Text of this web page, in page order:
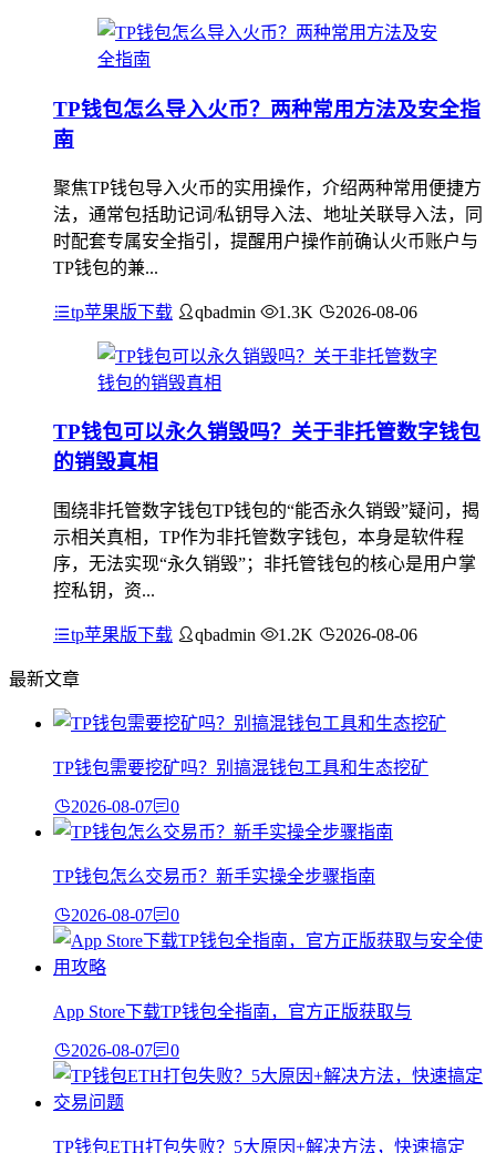
TP钱包怎么导入火币？两种常用方法及安全指
南
聚焦TP钱包导入火币的实用操作，介绍两种常用便捷方
法，通常包括助记词/私钥导入法、地址关联导入法，同
时配套专属安全指引，提醒用户操作前确认火币账户与
TP钱包的兼...
tp苹果版下载 qbadmin 1.3K 2026-08-06
TP钱包可以永久销毁吗？关于非托管数字钱包
的销毁真相
围绕非托管数字钱包TP钱包的“能否永久销毁”疑问，揭
示相关真相，TP作为非托管数字钱包，本身是软件程
序，无法实现“永久销毁”；非托管钱包的核心是用户掌
控私钥，资...
tp苹果版下载 qbadmin 1.2K 2026-08-06
最新文章
TP钱包需要挖矿吗？别搞混钱包工具和生态挖矿
2026-08-07 0
TP钱包怎么交易币？新手实操全步骤指南
2026-08-07 0
App Store下载TP钱包全指南，官方正版获取与
2026-08-07 0
TP钱包ETH打包失败？5大原因+解决方法，快速搞定